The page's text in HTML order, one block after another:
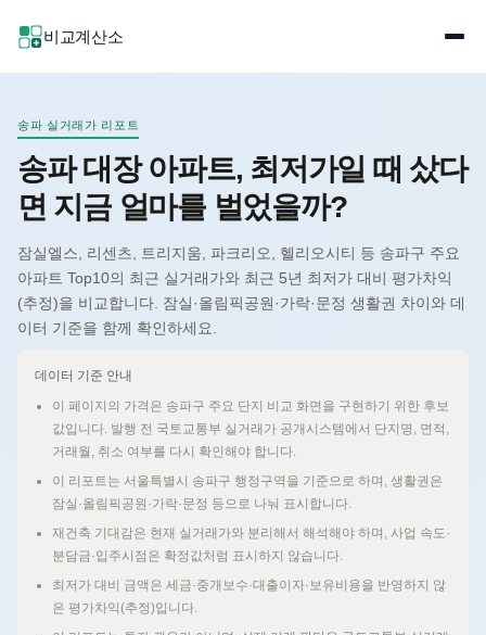
비교계산소
송파 실거래가 리포트
송파 대장 아파트, 최저가일 때 샀다
면 지금 얼마를 벌었을까?
잠실엘스, 리센츠, 트리지움, 파크리오, 헬리오시티 등 송파구 주요
아파트 Top10의 최근 실거래가와 최근 5년 최저가 대비 평가차익
(추정)을 비교합니다. 잠실·올림픽공원·가락·문정 생활권 차이와 데
이터 기준을 함께 확인하세요.
데이터 기준 안내
이 페이지의 가격은 송파구 주요 단지 비교 화면을 구현하기 위한 후보
값입니다. 발행 전 국토교통부 실거래가 공개시스템에서 단지명, 면적,
거래월, 취소 여부를 다시 확인해야 합니다.
이 리포트는 서울특별시 송파구 행정구역을 기준으로 하며, 생활권은
잠실·올림픽공원·가락·문정 등으로 나눠 표시합니다.
재건축 기대감은 현재 실거래가와 분리해서 해석해야 하며, 사업 속도·
분담금·입주시점은 확정값처럼 표시하지 않습니다.
최저가 대비 금액은 세금·중개보수·대출이자·보유비용을 반영하지 않
은 평가차익(추정)입니다.